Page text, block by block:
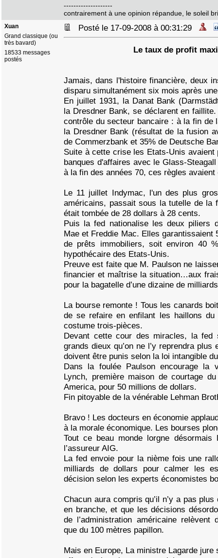
--------------------
contrairement à une opinion répandue, le soleil
Xuan
Grand classique (ou
très bavard)
18533 messages
postés
Posté le 17-09-2008 à 00:31:29
Le taux de profit
Jamais, dans l'histoire financière, deux
disparu simultanément six mois après
En juillet 1931, la Danat Bank
la Dresdner Bank, se déclarent en
contrôle du secteur bancaire : à la fin de
la Dresdner Bank (résultat de la fusion
de Commerzbank et 35% de Deutsche
Suite à cette crise les Etats-Unis
banques d'affaires avec le Glass-
à la fin des années 70, ces règles avaient
Le 11 juillet Indymac, l'un des plus
américains, passait sous la tutelle de la
était tombée de 28 dollars à 28 cents.
Puis la fed nationalise les deux piliers
Mae et Freddie Mac. Elles garantissaient
de prêts immobiliers, soit environ 40
hypothécaire des Etats-Unis.
Preuve est faite que M. Paulson ne
financier et maîtrise la situation…aux
pour la bagatelle d’une dizaine de
La bourse remonte ! Tous les canards
de se refaire en enfilant les haillons du
costume trois-pièces.
Devant cette cour des miracles, la
grands dieux qu’on ne l’y reprendra
doivent être punis selon la loi intangible
Dans la foulée Paulson encourage la
Lynch, première maison de courtage
America, pour 50 millions de dollars.
Fin pitoyable de la vénérable Lehman
Bravo ! Les docteurs en économie
à la morale économique. Les bourses
Tout ce beau monde lorgne
l’assureur AIG.
La fed envoie pour la nième fois une
milliards de dollars pour calmer les
décision selon les experts économistes
Chacun aura compris qu’il n’y a pas
en branche, et que les décisions
de l’administration américaine relèvent
que du 100 mètres papillon.
Mais en Europe, La ministre Lagarde